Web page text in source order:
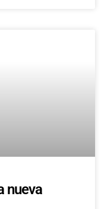
nueva